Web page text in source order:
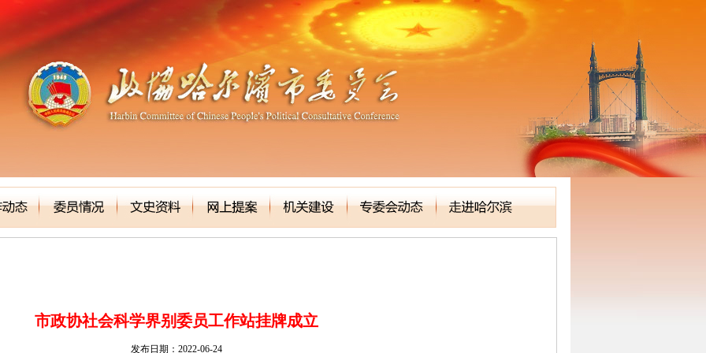
市政协社会科学界别委员工作站挂牌成立
发布日期：2022-06-24